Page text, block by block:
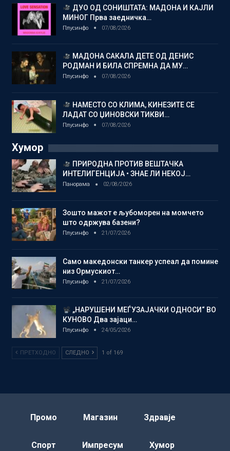
ДУО ОД СОНИШТАТА: МАДОНА И КАЈЛИ
МИНОГ Прва заедничка…
Плусинфо 07/08/2026
МАДОНА САКАЛА ДЕТЕ ОД ДЕНИС
РОДМАН И БИЛА СПРЕМНА ДА МУ…
Плусинфо 07/08/2026
НАМЕСТО СО КЛИМА, КИНЕЗИТЕ СЕ
ЛАДАТ СО ЏИНОВСКИ ТИКВИ…
Плусинфо 07/08/2026
Хумор
ПРИРОДНА ПРОТИВ ВЕШТАЧКА
ИНТЕЛИГЕНЦИЈА • ЗНАЕ ЛИ НЕКОЈ…
Панорама 02/08/2026
Зошто мажот е љубоморен на момчето
што одржува базени?
Плусинфо 21/07/2026
Само македонски танкер успеал да помине
низ Ормускиот…
Плусинфо 21/07/2026
„НАРУШЕНИ МЕЃУЗАЈАЧКИ ОДНОСИ“ ВО
КУНОВО Два зајаци…
Плусинфо 24/05/2026
ПРЕТХОДНО СЛЕДНО 1 of 169
Промо Магазин Здравје
Спорт Импресум Хумор